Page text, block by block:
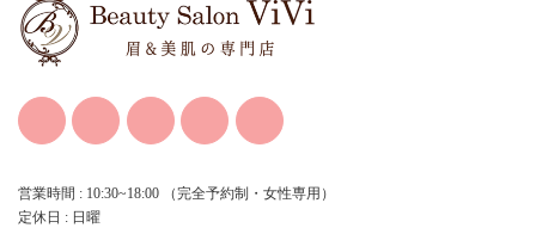
営業時間 : 10:30~18:00 （完全予約制・女性専用）
定休日 : 日曜